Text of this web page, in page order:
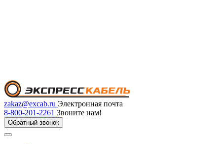
zakaz@excab.ru Электронная почта
8-800-201-2261 Звоните нам!
Обратный звонок